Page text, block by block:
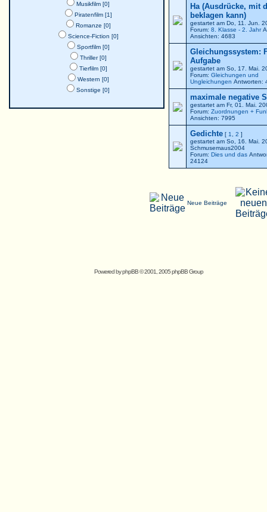
Musikfilm [0]
Piratenfilm [1]
Romanze [0]
Science-Fiction [0]
Sportfilm [0]
Thriller [0]
Tierfilm [0]
Western [0]
Sonstige [0]
Ha (Ausdrücke, mit
beklagen kann)
gestartet am Do, 11. Jun.
Forum: 8. Klasse - 2. Jahr
Ansichten: 4683
Gleichungssystem:
Aufgabe
gestartet am So, 17. Mai.
Forum: Gleichungen und
Ungleichungen Antworten:
maximale negative
gestartet am Fr, 01. Mai.
Forum: Zuordnungen +
Ansichten: 7995
Gedichte [ 1 2 ]
gestartet am So, 16. Mai.
Schmusemaus2004
Forum: Dies und das
24124
Neue Beiträge
Powered byphpBB© 2001, 2005 phpBB Group